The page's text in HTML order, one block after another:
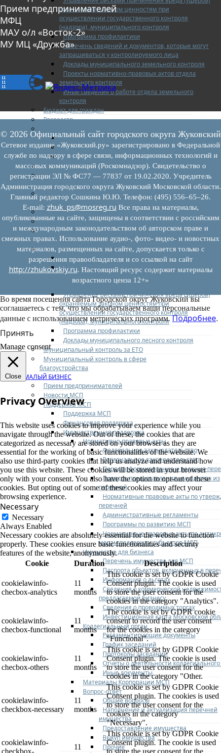
охраняемым законом ценностям при
осуществлении государственного контроля
(надзора), муниципального контроля
Программа профилактики
Перечень сведений и документов, которые могут
запрашиваться у контролируемого лица
Доклады муниципального земельного контроля
Проекты нормативно-правовых актов отдела
земельного контроля
Иные сведения о работе отдела земельного
контроля
Бюджет для граждан
Росреестр
Муниципальный финансовый контроль
Нормативные документы
План работ
Отчеты
Муниципальный жилищный контроль
Реестр земельных участков с неоформленными
объектами недвижимого имущества
Перечень объектов недвижимого имущества г.о.
Жуковский
Списки кандидатов в присяжные заседатели
Служба судебных приставов
Муниципальный контроль на автомобильном
транспорте
Муниципальный лесной контроль
Орган муниципального лесного контроля
Нормативно-правовые акты (НПА), регулирующие
осуществление муниципального лесного
контроля:
Управление рисками причинения вреда (ущерба)
охраняемым законом ценностям при
осуществлении государственного контроля
(надзора), муниципального контроля
Программа профилактики
Доклады муниципального лесного контроля
Муниципальный контроль за ЕТО
Муниципальный контроль в сфере
благоустройства
МАЛЫЙ БИЗНЕС
Прием предпринимателей
Новости МСП
Поддержка МСП
Поддержка МСП
Финансовая поддержка
Имущественная поддержка
Нормативно-правовые акты
Федеральное законодательство
Региональное законодательство
Порядок формирования и ведения
Порядок предоставления имущества из
перечней
Нормативные правовые акты по
перечней
Административные регламенты
Программы по развитию МСП
Нормативные правовые акты по
мерам поддержки субъектов МСП
Имущество для бизнеса
Перечень имущества для МСП
Паспорта объектов, включенных в
Информация о льготах
Сведения о коммерческой
предлагаемой бизнесу
Сведения о проводимых торгах
Инвестиционная карта Московской
Коллегиальный орган
Регламентирующие документы
График заседаний
Протоколы заседаний
Отчеты о деятельности
Иные документы
Материалы Корпорации МСП
Вопрос-ответ
Общие вопросы
Наполнение и актуализация перечней
имущества
Предоставление имущества
Выкуп имущества
Прочие
Прием предпринимателей
МФЦ
МАУ о/л «Восток-2»
МУ МЦ «Дружба»
© 2026 Официальный сайт городского округа Жуковский
Сетевое издание «Жуковский.ру» зарегистрировано в Федеральной
службе по надзору в сфере связи, информационных технологий и
массовых коммуникаций (Роскомнадзор). Свидетельство о
регистрации ЭЛ № ФС77 — 77837 от 19.02.2020. Учредитель
Администрация городского округа Жуковский Московской области.
Главный редактор Сошкина Ю.Ю. Телефон: (495) 556–65–26.
E‑mail: zhuk_ps@mosreg.ru Все права на материалы,
опубликованные на сайте, защищены в соответствии с российским
и международным законодательством об авторском праве и
смежных правах. Использование аудио-, фото- видео- и новостных
материалов, размещенных на сайте, допускается только с
разрешения правообладателя и со ссылкой на сайт
http://zhukovskiy.ru. Настоящий ресурс содержит материалы
возрастного ценза 12+»
Во время посещения сайта Городской округ Жуковский вы
соглашаетесь с тем, что мы обрабатываем ваши персональные
данные с использованием метрических программ.Подробнее.
Принять
Manage consent
Close
Privacy Overview
This website uses cookies to improve your experience while you
navigate through the website. Out of these, the cookies that are
categorized as necessary are stored on your browser as they are
essential for the working of basic functionalities of the website. We
also use third-party cookies that help us analyze and understand how
you use this website. These cookies will be stored in your browser
only with your consent. You also have the option to opt-out of these
cookies. But opting out of some of these cookies may affect your
browsing experience.
Necessary
Necessary
Always Enabled
Necessary cookies are absolutely essential for the website to function
properly. These cookies ensure basic functionalities and security
features of the website, anonymously.
Cookie
Duration Description
cookielawinfo-
checbox-analytics
11
months
This cookie is set by GDPR Cookie
Consent plugin. The cookie is used
to store the user consent for the
cookies in the category "Analytics".
cookielawinfo-
checbox-functional
11
months
The cookie is set by GDPR cookie
consent to record the user consent
for the cookies in the category
"Functional".
cookielawinfo-
checbox-others
11
months
This cookie is set by GDPR Cookie
Consent plugin. The cookie is used
to store the user consent for the
cookies in the category "Other.
cookielawinfo-
checkbox-necessary
11
months
This cookie is set by GDPR Cookie
Consent plugin. The cookies is used
to store the user consent for the
cookies in the category
"Necessary".
cookielawinfo-
checkbox-
11
This cookie is set by GDPR Cookie
Consent plugin. The cookie is used
to store the user consent for the